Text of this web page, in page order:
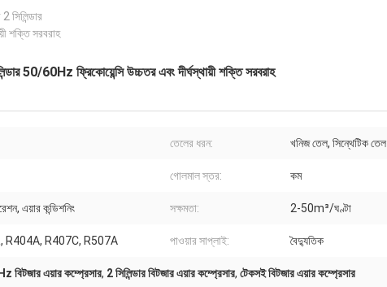
সিলিন্ডার
শক্তি সরবরাহ
50/60Hz ফ্রিকোয়েন্সি উচ্চতর এবং দীর্ঘস্থায়ী শক্তি সরবরাহ
তেলের ধরন: খনিজ তেল, সিন্থেটিক তেল
গোলমাল স্তর: কম
এয়ার কন্ডিশনিং সক্ষমতা: 2-50m³/ঘণ্টা
R404A, R407C, R507A পাওয়ার সাপ্লাই: বৈদ্যুতিক
বিটজার এয়ার কম্প্রেসার, 2 সিলিন্ডার বিটজার এয়ার কম্প্রেসার, টেকসই বিটজার এয়ার কম্প্রেসার